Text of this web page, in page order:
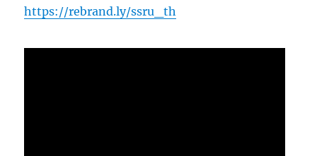
https://rebrand.ly/ssru_th